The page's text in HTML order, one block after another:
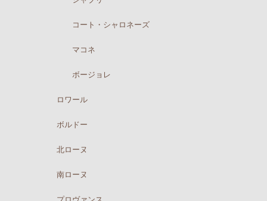
コート・シャロネーズ
マコネ
ボージョレ
ロワール
ボルドー
北ローヌ
南ローヌ